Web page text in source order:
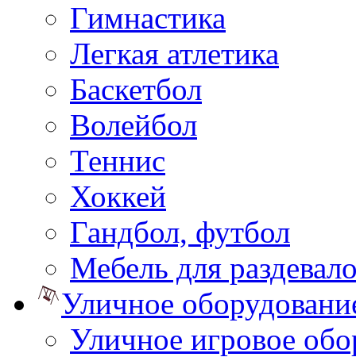
Гимнастика
Легкая атлетика
Баскетбол
Волейбол
Теннис
Хоккей
Гандбол, футбол
Мебель для
Уличное
Уличное игровое